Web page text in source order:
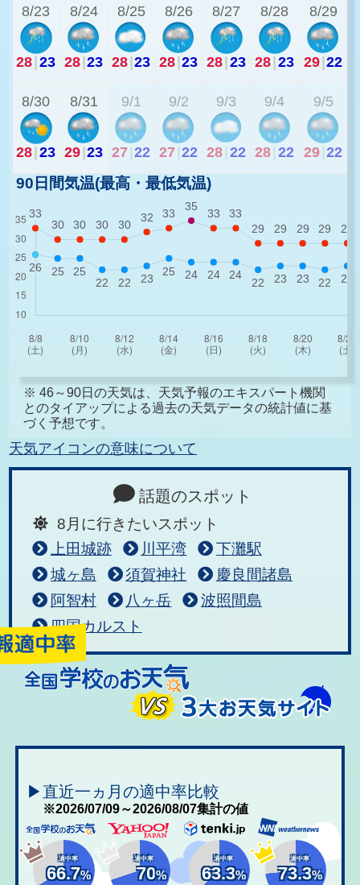
8/23
28|23
8/24
28|23
8/25
28|23
8/26
28|23
8/27
28|23
8/28
28|23
8/29
29|22
8/30
28|23
8/31
29|23
9/1
27 22
9/2
27 22
9/3
28 22
9/4
28 22
9/5
29 22
90日間気温(最高・最低気温)
※ 46～90日の天気は、天気予報のエキスパート機関
とのタイアップによる過去の天気データの統計値に基
づく予想です。
天気アイコンの意味について
話題のスポット
8月に行きたいスポット
上田城跡
川平湾
下灘駅
城ヶ島
須賀神社
慶良間諸島
阿智村
八ヶ岳
波照間島
四国カルスト
▶直近一ヵ月の適中率比較
※2026/07/09～2026/08/07集計の値
適中率
66.7%
適中率
70%
適中率
63.3%
適中率
73.3%